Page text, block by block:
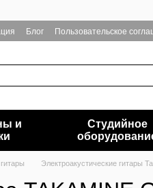
Блог Пользовательское
и
Студийное
Электроакустические гитары